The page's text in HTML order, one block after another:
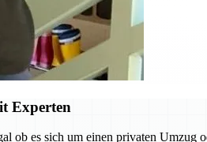
Experten
es sich um einen privaten Umzug